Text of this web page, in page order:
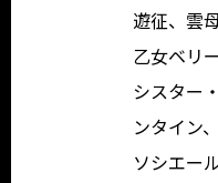
遊征、雲
乙女ベリ
シスター
ンタイン
ソシエー